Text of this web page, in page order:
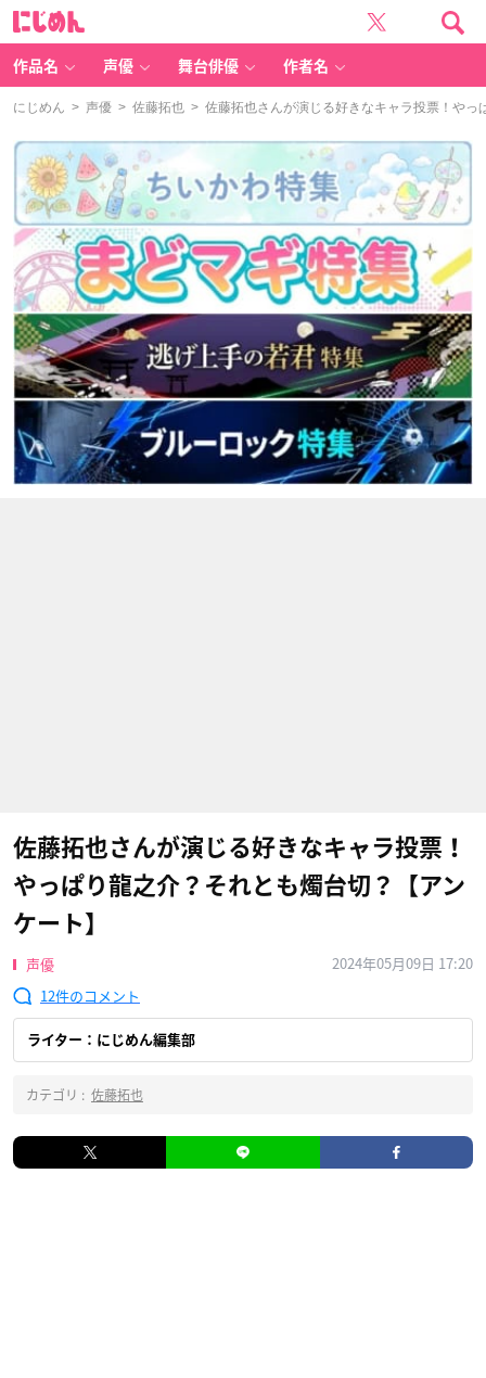
作品名 声優 舞台俳優 作者名
にじめん > 声優 > 佐藤拓也 > 佐藤拓也さんが演じる好きなキャラ投票！やっ
佐藤拓也さんが演じる好きなキャラ投票！
やっぱり龍之介？それとも燭台切？【アン
ケート】
声優
2024年05月09日 17:20
12
ライター：にじめん編集部
カテゴリ : 佐藤拓也